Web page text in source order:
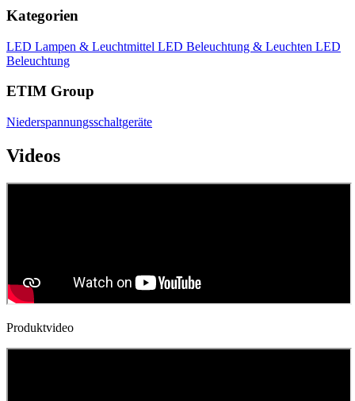
Kategorien
LED Lampen & Leuchtmittel LED Beleuchtung & Leuchten LED
Beleuchtung
ETIM Group
Niederspannungsschaltgeräte
Videos
Produktvideo